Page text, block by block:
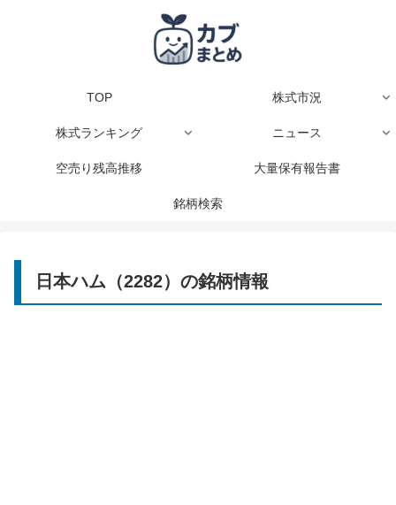
TOP 株式市況
株式ランキング ニュース
空売り残高推移 大量保有報告書
銘柄検索
日本ハム（2282）の銘柄情報